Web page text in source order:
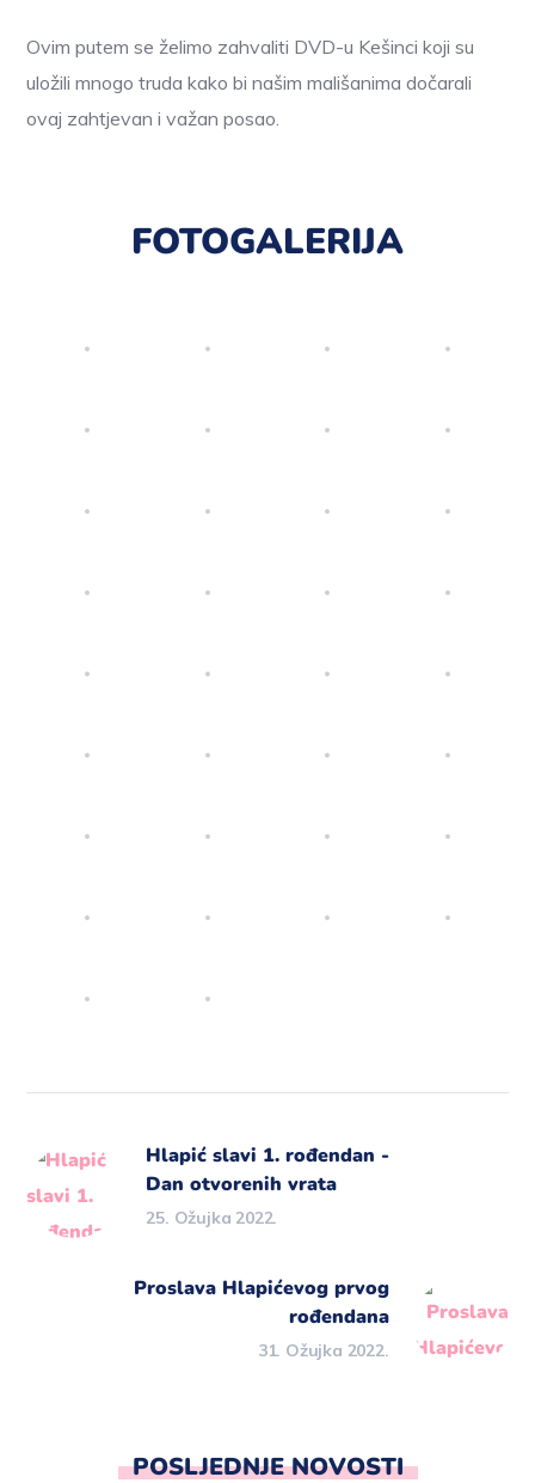
Ovim putem se želimo zahvaliti DVD-u Kešinci koji su
uložili mnogo truda kako bi našim mališanima dočarali
ovaj zahtjevan i važan posao.
FOTOGALERIJA
Hlapić slavi 1. rođendan -
Dan otvorenih vrata
25. Ožujka 2022.
Proslava Hlapićevog prvog
rođendana
31. Ožujka 2022.
POSLJEDNJE NOVOSTI